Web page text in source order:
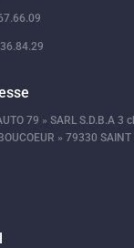
79 » SARL S.D.B.A 3
» 79330